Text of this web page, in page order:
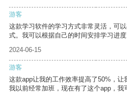
游客
这款学习软件的学习方式非常灵活，可
式。我可以根据自己的时间安排学习进度
2024-06-15
游客
这款app让我的工作效率提高了50%，让
我以前经常加班，现在有了这个app，